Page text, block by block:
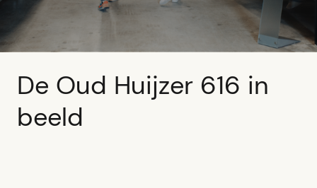
De Oud Huijzer 616 in
beeld